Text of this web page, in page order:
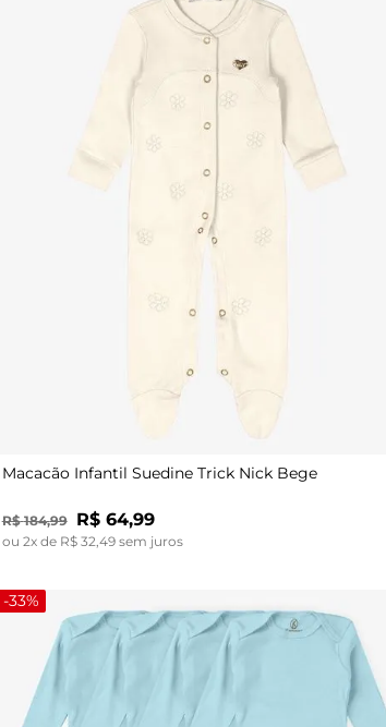
Macacão Infantil Suedine Trick Nick Bege
R$ 184,99 R$ 64,99
ou 2x de R$ 32 49sem juros
-33%